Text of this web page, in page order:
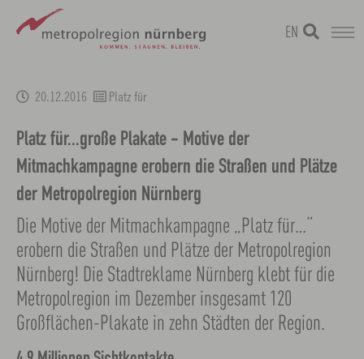
Hauptinhalt
EN
20.12.2016 Platz für
Platz für...große Plakate - Motive der
Mitmachkampagne erobern die Straßen und Plätze
der Metropolregion Nürnberg
Die Motive der Mitmachkampagne „Platz für…“
erobern die Straßen und Plätze der Metropolregion
Nürnberg! Die Stadtreklame Nürnberg klebt für die
Metropolregion im Dezember insgesamt 120
Großflächen-Plakate in zehn Städten der Region.